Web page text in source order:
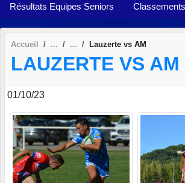
Résultats Equipes Seniors Classements
Accueil Lauzerte vs AM
LAUZERTE VS AM
01/10/23